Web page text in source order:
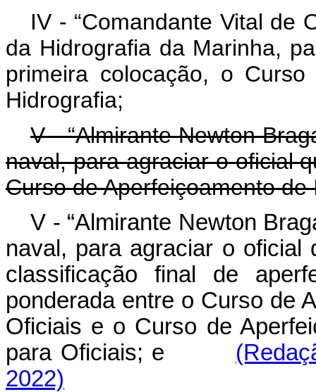
IV - “Comandante Vital de
da Hidrografia da Marinha,
primeira colocação, o
Hidrografia;
V - “Almirante Newton
naval, para agraciar o oficial
Curso de Aperfeiçoamento
V - “Almirante Newton
naval, para agraciar o oficial
classificação final de
ponderada entre o Curso de
Oficiais e o Curso de
para Oficiais; e
2022)